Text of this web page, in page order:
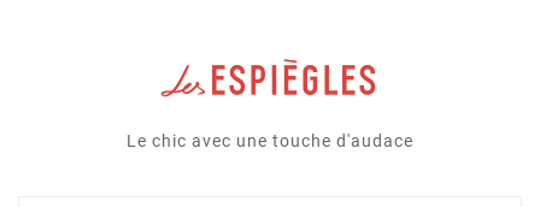
Le chic avec une touche d'audace